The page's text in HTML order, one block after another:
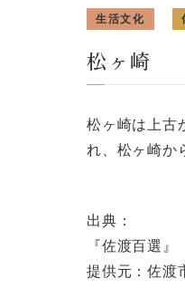
生活文化
松ヶ崎
松ヶ崎は上古
れ、松ヶ崎か
出典：
『佐渡百選』
提供元：佐渡